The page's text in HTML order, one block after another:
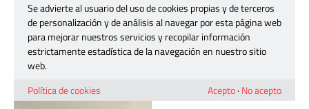
5barricas-do-catalunya-1
2 mayo, 2017
Se advierte al usuario del uso de cookies propias y de terceros
de personalización y de análisis al navegar por esta página web
para mejorar nuestros servicios y recopilar información
estrictamente estadística de la navegación en nuestro sitio
web.
Política de cookies
Acepto· No acepto